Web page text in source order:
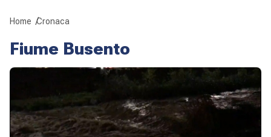
Home Cronaca
Fiume Busento